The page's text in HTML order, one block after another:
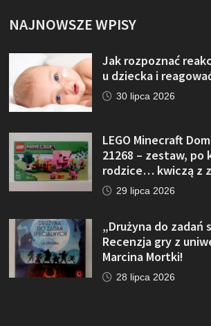
NAJNOWSZE WPISY
Jak rozpoznać
u dziecka i
30 lipca 2026
LEGO Minecraft
21268 – zestaw, po
rodzice… kwiczą z
29 lipca 2026
„Drużyna do zadań
Recenzja gry z
Marcina Mortki!
28 lipca 2026